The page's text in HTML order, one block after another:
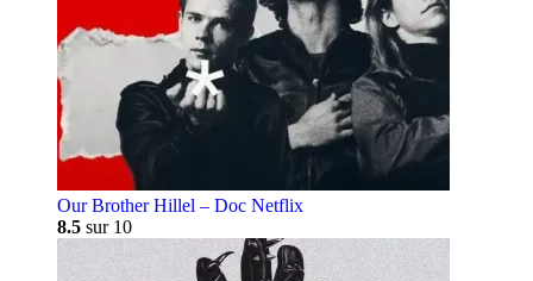
Our Brother Hillel – Doc Netflix
8.5 sur 10